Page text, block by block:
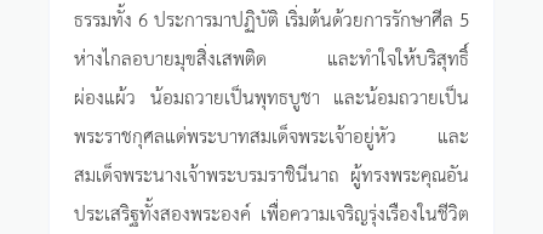
ธรรมทั้ง 6 ประการมาปฏิบัติ เริ่มต้นด้วยการรักษาศีล 5
ห่างไกลอบายมุขสิ่งเสพติด และทำใจให้บริสุทธิ์
ผ่องแผ้ว น้อมถวายเป็นพุทธบูชา และน้อมถวายเป็น
พระราชกุศลแด่พระบาทสมเด็จพระเจ้าอยู่หัว และ
สมเด็จพระนางเจ้าพระบรมราชินีนาถ ผู้ทรงพระคุณอัน
ประเสริฐทั้งสองพระองค์ เพื่อความเจริญรุ่งเรืองในชีวิต